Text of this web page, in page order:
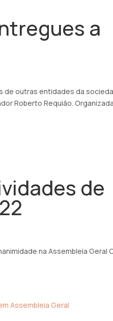
a
de outras entidades da
Roberto Requião.
de
na Assembleia Geral